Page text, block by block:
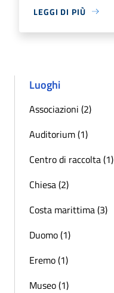
LEGGI DI PIÙ
Luoghi
Associazioni (2)
Auditorium (1)
Centro di raccolta (1)
Chiesa (2)
Costa marittima (3)
Duomo (1)
Eremo (1)
Museo (1)